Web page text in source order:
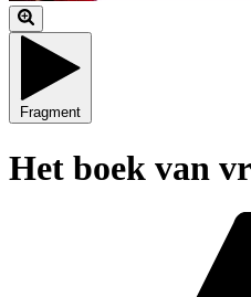
Fragment
Het boek van